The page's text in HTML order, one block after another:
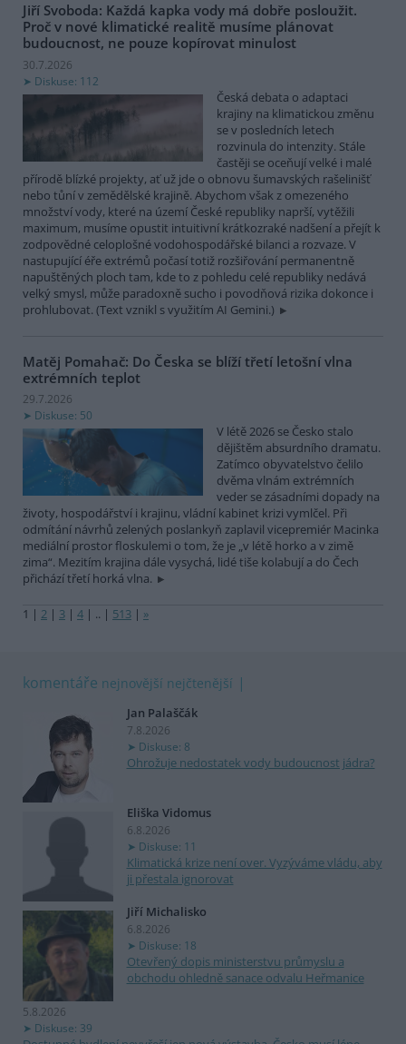
Jiří Svoboda: Každá kapka vody má dobře posloužit.
Proč v nové klimatické realitě musíme plánovat
budoucnost, ne pouze kopírovat minulost
30.7.2026
Diskuse: 112
Česká debata o adaptaci
krajiny na klimatickou změnu
se v posledních letech
rozvinula do intenzity. Stále
častěji se oceňují velké i malé
přírodě blízké projekty, ať už jde o obnovu šumavských rašelinišť
nebo tůní v zemědělské krajině. Abychom však z omezeného
množství vody, které na území České republiky naprší, vytěžili
maximum, musíme opustit intuitivní krátkozraké nadšení a přejít k
zodpovědné celoplošné vodohospodářské bilanci a rozvaze. V
nastupující éře extrémů počasí totiž rozšiřování permanentně
napuštěných ploch tam, kde to z pohledu celé republiky nedává
velký smysl, může paradoxně sucho i povodňová rizika dokonce i
prohlubovat. (Text vznikl s využitím AI Gemini.)
Matěj Pomahač: Do Česka se blíží třetí letošní vlna
extrémních teplot
29.7.2026
Diskuse: 50
V létě 2026 se Česko stalo
dějištěm absurdního dramatu.
Zatímco obyvatelstvo čelilo
dvěma vlnám extrémních
veder se zásadními dopady na
životy, hospodářství i krajinu, vládní kabinet krizi vymlčel. Při
odmítání návrhů zelených poslankyň zaplavil vicepremiér Macinka
mediální prostor floskulemi o tom, že je „v létě horko a v zimě
zima“. Mezitím krajina dále vysychá, lidé tiše kolabují a do Čech
přichází třetí horká vlna.
1 | 2 | 3 | 4 | .. | 513 | »
komentáře nejnovější nejčtenější
Jan Palaščák
7.8.2026
Diskuse: 8
Ohrožuje nedostatek vody budoucnost jádra?
Eliška Vidomus
6.8.2026
Diskuse: 11
Klimatická krize není over. Vyzýváme vládu, aby
ji přestala ignorovat
Jiří Michalisko
6.8.2026
Diskuse: 18
Otevřený dopis ministerstvu průmyslu a
obchodu ohledně sanace odvalu Heřmanice
5.8.2026
Diskuse: 39